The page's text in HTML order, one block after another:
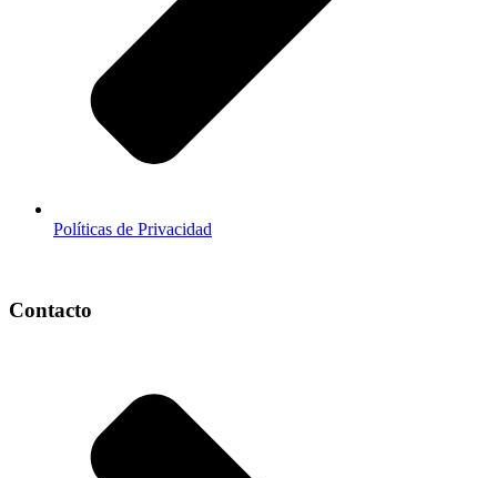
Políticas de Privacidad
Contacto